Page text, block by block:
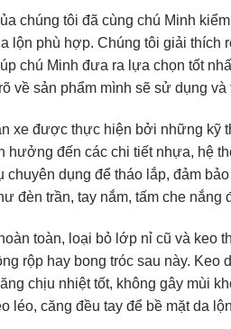
chúng tôi đã cùng chú Minh
lộn phù hợp. Chúng tôi giải
chú Minh đưa ra lựa chọn tốt
về sản phẩm mình sẽ sử dụng
xe được thực hiện bởi những kỹ
hưởng đến các chi tiết nhựa, hệ
chuyên dụng để tháo lắp, đảm
đèn trần, tay nắm, tấm che
toàn, loại bỏ lớp nỉ cũ và keo
rộp hay bong tróc sau này.
chịu nhiệt tốt, không gây mùi
léo, căng đều tay để bề mặt da